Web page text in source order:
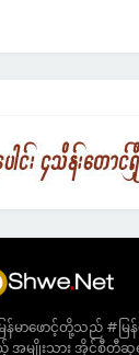
ြန်မာဖောင့်တို့သည် #မ
မျိုးသား အိုင်စီတီဆု